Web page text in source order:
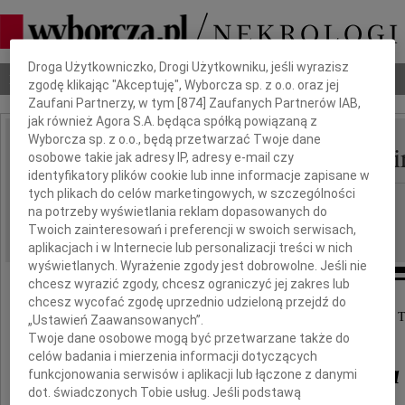
Nekrologi Odeszli Poradnik pogrzebowy
IMIĘ I NAZWISKO: Wojciech Krzysztof
REGION: Gdańsk
DATA EMISJI: 31.01.2012
W dniu 3 lutego 2012 mija rok od śmierci Męża i
Wojciecha Krzysztofa
Dbamy o Twoją prywatność
Droga Użytkowniczko, Drogi Użytkowniku, jeśli wyrazisz
zgodę klikając "Akceptuję", Wyborcza sp. z o.o. oraz jej
Zaufani Partnerzy, w tym [874 ] Zaufanych Partnerów IAB,
jak również Agora S.A. będąca spółką powiązaną z
Wyborcza sp. z o.o., będą przetwarzać Twoje dane
osobowe takie jak adresy IP, adresy e-mail czy
identyfikatory plików cookie lub inne informacje zapisane w
tych plikach do celów marketingowych, w szczególności
na potrzeby wyświetlania reklam dopasowanych do
Twoich zainteresowań i preferencji w swoich serwisach,
aplikacjach i w Internecie lub personalizacji treści w nich
wyświetlanych. Wyrażenie zgody jest dobrowolne. Jeśli nie
chcesz wyrazić zgody, chcesz ograniczyć jej zakres lub
chcesz wycofać zgodę uprzednio udzieloną przejdź do
„Ustawień Zaawansowanych”.
Twoje dane osobowe mogą być przetwarzane także do
celów badania i mierzenia informacji dotyczących
funkcjonowania serwisów i aplikacji lub łączone z danymi
dot. świadczonych Tobie usług. Jeśli podstawą